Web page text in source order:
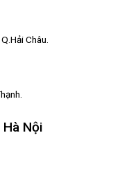
Châu.
Hà Nội